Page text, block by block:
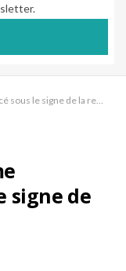
Amplifon : un troisième trimestre placé sous le signe de la reprise
signe de